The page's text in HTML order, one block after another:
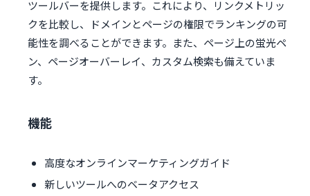
ツールバーを提供します。これにより、リンクメトリッ
クを比較し、ドメインとページの権限でランキングの可
能性を調べることができます。また、ページ上の蛍光ペ
ン、ページオーバーレイ、カスタム検索も備えていま
す。
機能
高度なオンラインマーケティングガイド
新しいツールへのベータアクセス